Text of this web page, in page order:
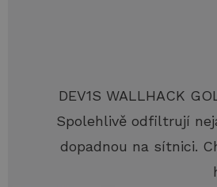
DEV1S WALLHACK
Spolehlivě odfiltrují
dopadnou na sítnici.